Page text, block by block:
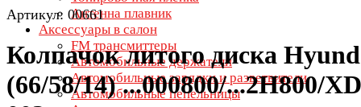
Антенна плавник
Аксессуары в салон
FM трансмиттеры
Автомобильные держатели
Автомобильные зарядки и разветвители
Автомобильные пепельницы
Артикул: 00661
Колпачок литого диска
(66/58/14) ...000800/...2H800/